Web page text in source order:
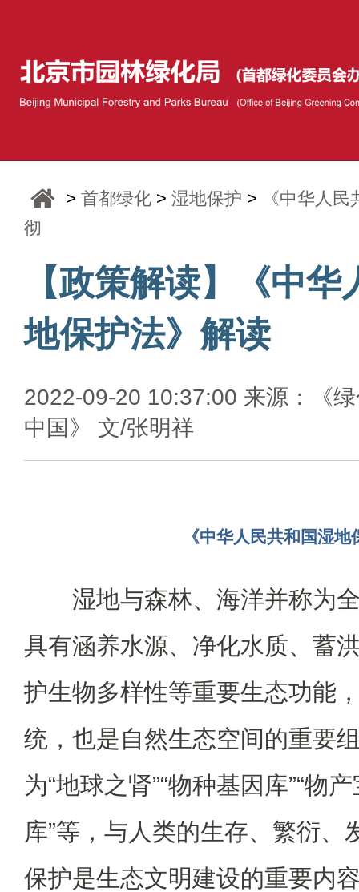
>首都绿化 >湿地保护 >
《中华人
彻
【政策解读】《中
地保护法》解读
2022-09-20 10:37:00 来源：《
中国》 文/张明祥
《中华人民共和国湿地
湿地与森林、海洋并称为
具有涵养水源、净化水质、蓄
护生物多样性等重要生态功能
统，也是自然生态空间的重要
为“地球之肾”“物种基因库”“物
库”等，与人类的生存、繁衍、
保护是生态文明建设的重要内